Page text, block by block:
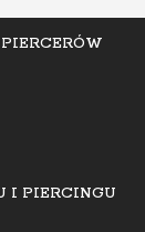
I PIERCINGU